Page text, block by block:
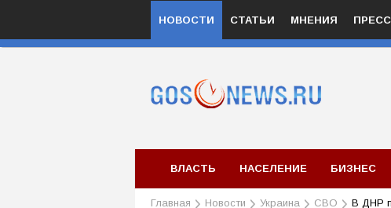
НОВОСТИ СТАТЬИ МНЕНИЯ
ВЛАСТЬ НАСЕЛЕНИЕ БИЗНЕС
Главная Новости Украина СВО В ДНР